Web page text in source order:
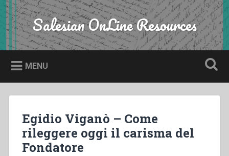
Skip
to
content
Search Salesian OnLine Resources
MENU
Egidio Viganò – Come
rileggere oggi il carisma del
Fondatore